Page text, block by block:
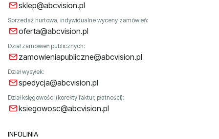
sklep@abcvision.pl
Sprzedaż hurtowa, indywidualne wyceny zamówień:
oferta@abcvision.pl
Dział zamówień publicznych:
zamowieniapubliczne@abcvision.pl
Dział wysyłek:
spedycja@abcvision.pl
Dział księgowości (korekty faktur, płatności):
ksiegowosc@abcvision.pl
INFOLINIA